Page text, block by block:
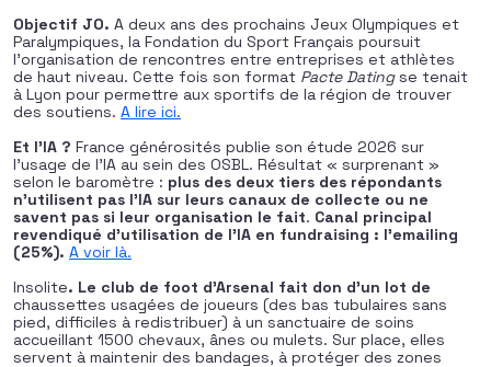
Objectif JO. A deux ans des prochains Jeux Olympiques et
Paralympiques, la Fondation du Sport Français poursuit
l’organisation de rencontres entre entreprises et athlètes
de haut niveau. Cette fois son format Pacte Datingse tenait
à Lyon pour permettre aux sportifs de la région de trouver
des soutiens. A lire ici.
Et l’IA ? France générosités publie son étude 2026 sur
l’usage de l’IA au sein des OSBL. Résultat « surprenant »
selon le baromètre : plus des deux tiers des répondants
n’utilisent pas l’IA sur leurs canaux de collecte ou ne
savent pas si leur organisation le fait. Canal principal
revendiqué d’utilisation de l’IA en fundraising : l’emailing
(25%). A voir là.
Insolite. Le club de foot d’Arsenal fait don d’un lot de
chaussettes usagées de joueurs (des bas tubulaires sans
pied, difficiles à redistribuer) à un sanctuaire de soins
accueillant 1500 chevaux, ânes ou mulets. Sur place, elles
servent à maintenir des bandages, à protéger des zones